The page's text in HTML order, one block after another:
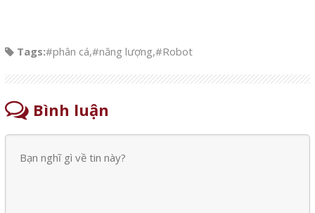
Tags:#phân cá,#năng lượng,#Robot
Bình luận